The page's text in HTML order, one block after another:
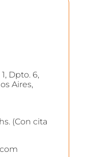
Dpto. 6,
Aires,
(Con cita